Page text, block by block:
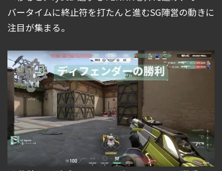
バータイムに終止符を打たんと進むSG陣営の動きに
注目が集まる。